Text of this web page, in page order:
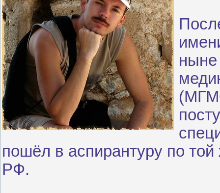
ныне
пошёл в аспирантуру по
РФ.